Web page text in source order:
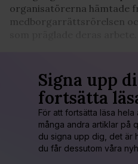
organisatörerna hämtade
medborgarrättsrörelsen
Signa upp
fortsätta
För att fortsätta läsa hela
många andra artiklar på
du signa upp dig, det är
du får dessutom våra